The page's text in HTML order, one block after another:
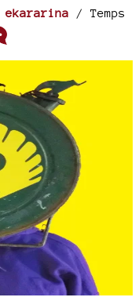
ekararina / Temps